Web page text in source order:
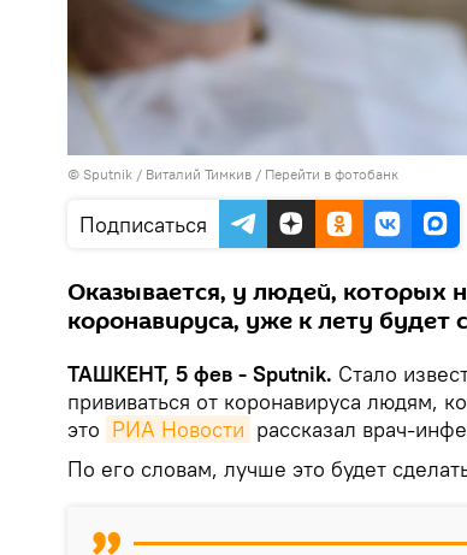
© Sputnik / Виталий Тимкив / Перейти в фотобанк
Подписаться
Оказывается, у людей, которых
коронавируса, уже к лету
ТАШКЕНТ, 5 фев - Sputnik. Стало
прививаться от коронавируса людям,
это РИА Новости рассказал врач-
По его словам, лучше это будет